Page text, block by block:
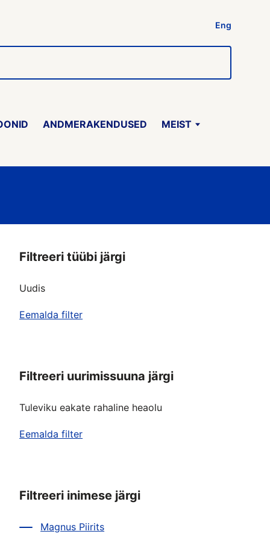
Eng
ANDMERAKENDUSED MEIST
Filtreeri tüübi järgi
Uudis
Eemalda filter
Filtreeri uurimissuuna järgi
Tuleviku eakate rahaline heaolu
Eemalda filter
Filtreeri inimese järgi
Magnus Piirits